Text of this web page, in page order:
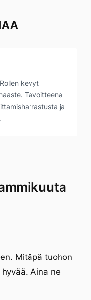
kevyt
Tavoitteena
ja
Mitäpä tuohon
Aina ne